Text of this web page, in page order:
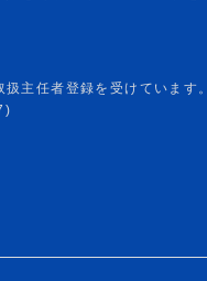
主任者登録を受けています。